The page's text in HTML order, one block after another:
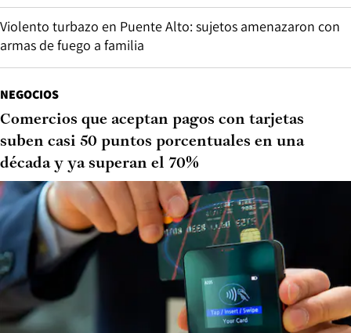
Violento turbazo en Puente Alto: sujetos amenazaron con
armas de fuego a familia
NEGOCIOS
Comercios que aceptan pagos con tarjetas
suben casi 50 puntos porcentuales en una
década y ya superan el 70%